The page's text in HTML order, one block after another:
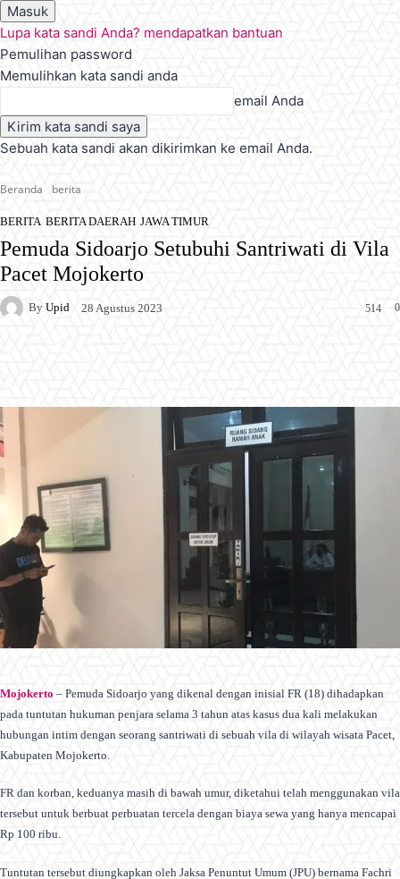
Lupa kata sandi Anda? mendapatkan bantuan
Pemulihan password
Memulihkan kata sandi anda
email Anda
Sebuah kata sandi akan dikirimkan ke email Anda.
Beranda berita
BERITA BERITA DAERAH JAWA TIMUR
Pemuda Sidoarjo Setubuhi Santriwati di Vila
Pacet Mojokerto
By Upid 28 Agustus 2023 0
514
Mojokerto – Pemuda Sidoarjo yang dikenal dengan inisial FR (18) dihadapkan
pada tuntutan hukuman penjara selama 3 tahun atas kasus dua kali melakukan
hubungan intim dengan seorang santriwati di sebuah vila di wilayah wisata Pacet,
Kabupaten Mojokerto.
FR dan korban, keduanya masih di bawah umur, diketahui telah menggunakan vila
tersebut untuk berbuat perbuatan tercela dengan biaya sewa yang hanya mencapai
Rp 100 ribu.
Tuntutan tersebut diungkapkan oleh Jaksa Penuntut Umum (JPU) bernama Fachri